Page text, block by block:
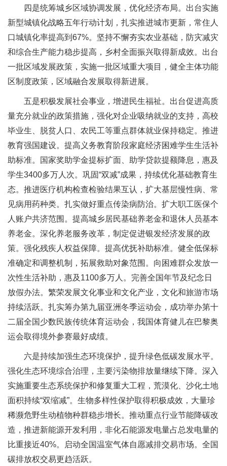
四是统筹城乡区域协调发展，优化经济布局。出台实施
新型城镇化战略五年行动计划，扎实推进城市更新，常住人
口城镇化率提高到67%。坚持不懈夯实农业基础，防灾减灾
和综合生产能力稳步提高，乡村全面振兴取得新成效。出台
一批区域发展政策，实施一批区域重大项目，健全主体功能
区制度政策，区域融合发展取得新进展。
五是积极发展社会事业，增进民生福祉。出台促进高质
量充分就业的政策措施，强化对企业吸纳就业的支持，高校
毕业生、脱贫人口、农民工等重点群体就业保持稳定。推进
教育强国建设。提高义务教育阶段家庭经济困难学生生活补
助标准。国家奖助学金提标扩面、助学贷款提额降息，惠及
学生3400多万人次。巩固“双减”成果，持续优化基础教育生
态。推进医疗机构检查检验结果互认，扩大基层慢性病、常
见病用药种类。扎实做好重点传染病防治。扩大职工医保个
人账户共济范围。提高城乡居民基础养老金和退休人员基本
养老金。深化养老服务改革，制定促进银发经济发展的政
策。强化残疾人权益保障。提高优抚补助标准。健全低保标
准确定和调整机制，拓展救助对象范围。向困难群众发放一
次性生活补助，惠及1100多万人。完善全国年节及纪念日
放假办法。繁荣发展文化事业和文化产业，文化和旅游市场
持续活跃。扎实筹办第九届亚洲冬季运动会，成功举办第十
二届全国少数民族传统体育运动会，我国体育健儿在巴黎奥
运会取得境外参赛最好成绩。
六是持续加强生态环境保护，提升绿色低碳发展水平。
强化生态环境综合治理，主要污染物排放量继续下降。深入
实施重要生态系统保护和修复重大工程，荒漠化、沙化土地
面积持续“双缩减”。生物多样性保护取得积极成效，大量珍
稀濒危野生动植物种群稳步增长。推动重点行业节能降碳改
造，推进新能源开发利用，非化石能源发电量占总发电量的
比重接近40%。启动全国温室气体自愿减排交易市场。全国
碳排放权交易更趋活跃。